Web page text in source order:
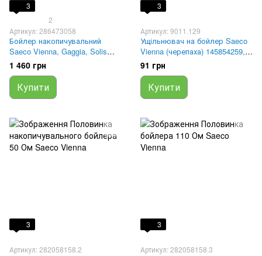
3
2
Артикул: 286473058
Бойлер накопичувальний
Saeco Vienna, Gaggia, Solis
Черепаха, 286473058
1 460 грн
Купити
3
Артикул: 9011.129
Ущільнювач на бойлер Saeco
Vienna (черепаха) 145854259,
9011.129
91 грн
Купити
3
Артикул: 282058158.2
3
Артикул: 282058158.3